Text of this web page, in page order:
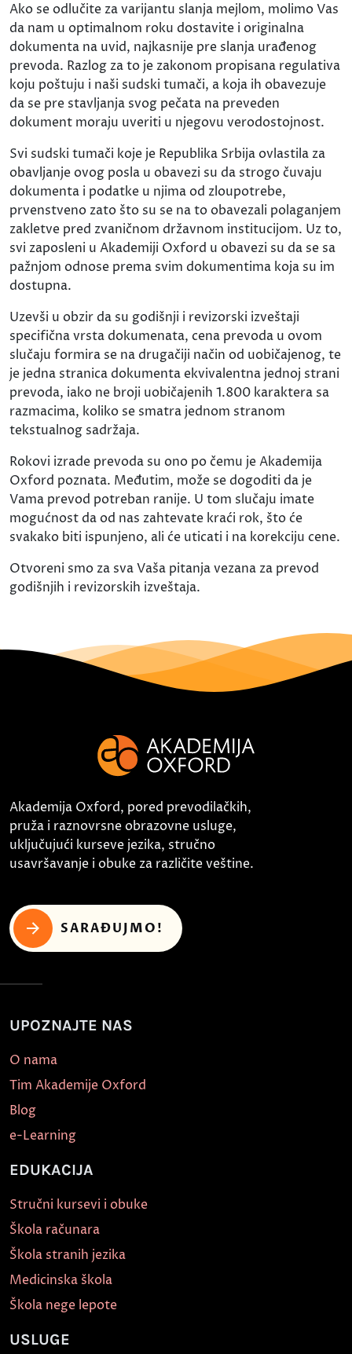
Ako se odlučite za varijantu slanja mejlom, molimo Vas
da nam u optimalnom roku dostavite i originalna
dokumenta na uvid, najkasnije pre slanja urađenog
prevoda. Razlog za to je zakonom propisana regulativa
koju poštuju i naši sudski tumači, a koja ih obavezuje
da se pre stavljanja svog pečata na preveden
dokument moraju uveriti u njegovu verodostojnost.
Svi sudski tumači koje je Republika Srbija ovlastila za
obavljanje ovog posla u obavezi su da strogo čuvaju
dokumenta i podatke u njima od zloupotrebe,
prvenstveno zato što su se na to obavezali polaganjem
zakletve pred zvaničnom državnom institucijom. Uz to,
svi zaposleni u Akademiji Oxford u obavezi su da se sa
pažnjom odnose prema svim dokumentima koja su im
dostupna.
Uzevši u obzir da su godišnji i revizorski izveštaji
specifična vrsta dokumenata, cena prevoda u ovom
slučaju formira se na drugačiji način od uobičajenog, te
je jedna stranica dokumenta ekvivalentna jednoj strani
prevoda, iako ne broji uobičajenih 1.800 karaktera sa
razmacima, koliko se smatra jednom stranom
tekstualnog sadržaja.
Rokovi izrade prevoda su ono po čemu je Akademija
Oxford poznata. Međutim, može se dogoditi da je
Vama prevod potreban ranije. U tom slučaju imate
mogućnost da od nas zahtevate kraći rok, što će
svakako biti ispunjeno, ali će uticati i na korekciju cene.
Otvoreni smo za sva Vaša pitanja vezana za prevod
godišnjih i revizorskih izveštaja.
Akademija Oxford, pored prevodilačkih,
pruža i raznovrsne obrazovne usluge,
uključujući kurseve jezika, stručno
usavršavanje i obuke za različite veštine.
SARAĐUJMO!
UPOZNAJTE NAS
O nama
Tim Akademije Oxford
Blog
e-Learning
EDUKACIJA
Stručni kursevi i obuke
Škola računara
Škola stranih jezika
Medicinska škola
Škola nege lepote
USLUGE